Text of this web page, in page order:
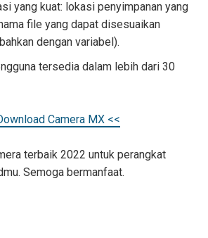
yang kuat: lokasi penyimpanan yang
file yang dapat disesuaikan
dengan variabel).
tersedia dalam lebih dari 30
Camera MX <<
terbaik 2022 untuk perangkat
Semoga bermanfaat.